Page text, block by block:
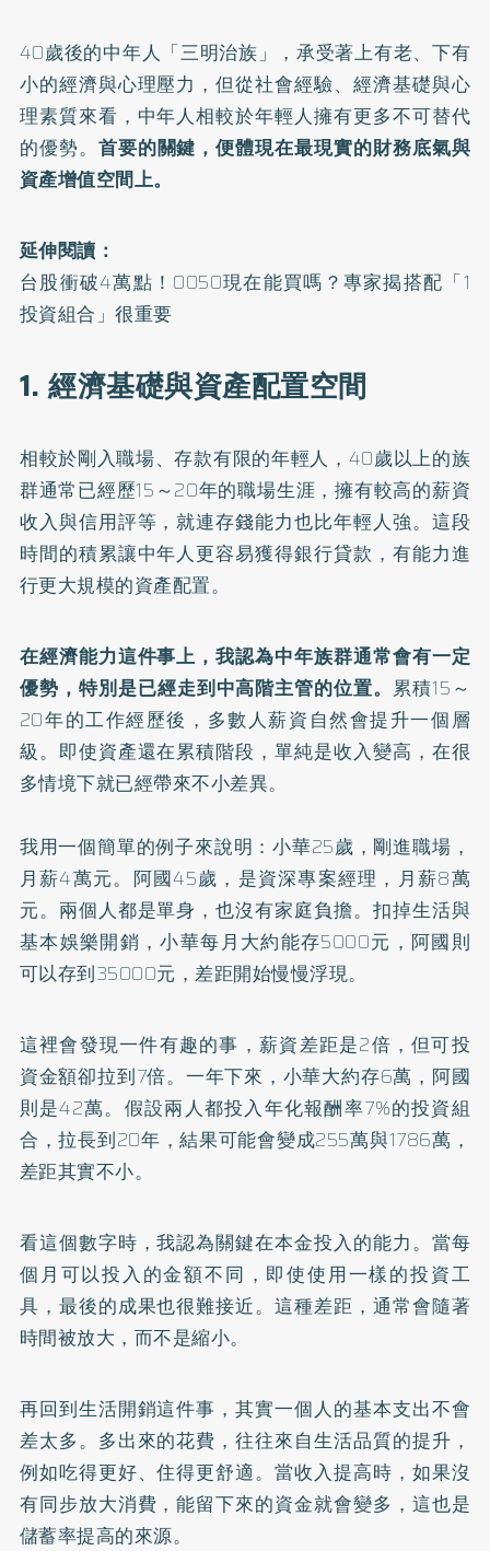
40歲後的中年人「三明治族」，承受著上有老、下有
小的經濟與心理壓力，但從社會經驗、經濟基礎與心
理素質來看，中年人相較於年輕人擁有更多不可替代
的優勢。 首要的關鍵，便體現在最現實的財務底氣與
資產增值空間上。
延伸閱讀：
台股衝破4萬點！0050現在能買嗎？專家揭搭配「1
投資組合」很重要
1. 經濟基礎與資產配置空間
相較於剛入職場、存款有限的年輕人，40歲以上的族
群通常已經歷15～20年的職場生涯，擁有較高的薪資
收入與信用評等，就連存錢能力也比年輕人強。這段
時間的積累讓中年人更容易獲得銀行貸款，有能力進
行更大規模的資產配置。
在經濟能力這件事上，我認為中年族群通常會有一定
優勢，特別是已經走到中高階主管的位置。 累積15～
20年的工作經歷後，多數人薪資自然會提升一個層
級。即使資產還在累積階段，單純是收入變高，在很
多情境下就已經帶來不小差異。
我用一個簡單的例子來說明：小華25歲，剛進職場，
月薪4萬元。阿國45歲，是資深專案經理，月薪8萬
元。兩個人都是單身，也沒有家庭負擔。扣掉生活與
基本娛樂開銷，小華每月大約能存5000元，阿國則
可以存到35000元，差距開始慢慢浮現。
這裡會發現一件有趣的事，薪資差距是2倍，但可投
資金額卻拉到7倍。一年下來，小華大約存6萬，阿國
則是42萬。假設兩人都投入年化報酬率7%的投資組
合，拉長到20年，結果可能會變成255萬與1786萬，
差距其實不小。
看這個數字時，我認為關鍵在本金投入的能力。當每
個月可以投入的金額不同，即使使用一樣的投資工
具，最後的成果也很難接近。這種差距，通常會隨著
時間被放大，而不是縮小。
再回到生活開銷這件事，其實一個人的基本支出不會
差太多。多出來的花費，往往來自生活品質的提升，
例如吃得更好、住得更舒適。當收入提高時，如果沒
有同步放大消費，能留下來的資金就會變多，這也是
儲蓄率提高的來源。